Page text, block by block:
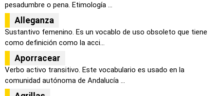
pesadumbre o pena. Etimología ...
Alleganza
Sustantivo femenino. Es un vocablo de uso obsoleto que tiene
como definición como la acci...
Aporracear
Verbo activo transitivo. Este vocabulario es usado en la
comunidad autónoma de Andalucía ...